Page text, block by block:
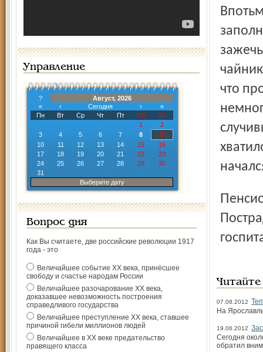
Управление
?
Август, 2026
«
‹ Сегодня ›
»
Пн
Вт Ср Чт Пт Сб
Вс
1
2
3
4 5 6 7 8
9
10
11 12 13 14 15
16
17
18 19 20 21 22
23
24
25 26 27 28 29
30
31
Выберите дату
Вопрос дня
Как Вы считаете, две российские революции 1917
года - это
Величайшее событие ХХ века, принёсшее
свободу и счастье народам России
Величайшее разочарование ХХ века,
доказавшее невозможность построения
справедливого государства
Величайшее преступление ХХ века, ставшее
причиной гибели миллионов людей
Величайшее в ХХ веке предательство
правящего класса
что
Пенсионерка сама вызвала медиков и пожарных.
07.08.2012
На
19.06.2012
Сегодня
обратил